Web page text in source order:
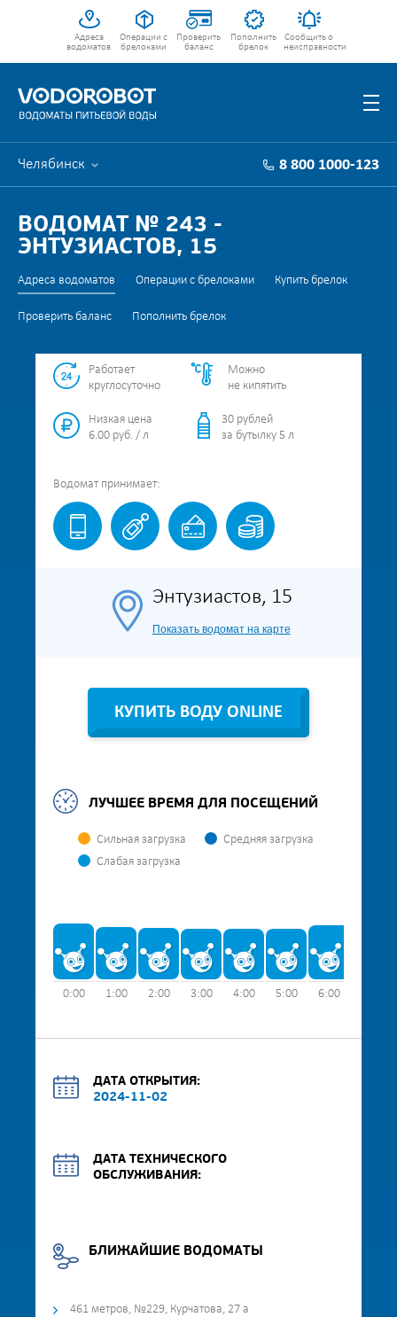
Адреса
водоматов
Операции с
брелоками
Проверить
баланс
Пополнить
брелок
Сообщить о
неисправности
Челябинск 8 800 1000-123
ВОДОМАТ № 243 -
ЭНТУЗИАСТОВ, 15
Адреса водоматов Операции с брелоками Купить брелок
Проверить баланс Пополнить брелок
Работает
круглосуточно
Можно
не кипятить
Низкая цена
6.00 руб. / л
30 рублей
за бутылку 5 л
Водомат принимает:
Энтузиастов, 15
Показать водомат на карте
КУПИТЬ ВОДУ ONLINE
ЛУЧШЕЕ ВРЕМЯ ДЛЯ ПОСЕЩЕНИЙ
Сильная загрузка
Средняя загрузка
Слабая загрузка
0:00 1:00 2:00 3:00 4:00 5:00 6:00
ДАТА ОТКРЫТИЯ:
2024-11-02
ДАТА ТЕХНИЧЕСКОГО
ОБСЛУЖИВАНИЯ:
БЛИЖАЙШИЕ ВОДОМАТЫ
461 метров, №229, Курчатова, 27 а